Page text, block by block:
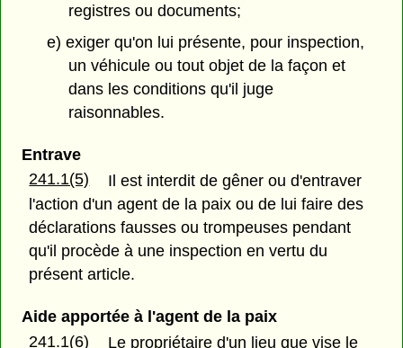
registres ou documents;
e) exiger qu'on lui présente, pour inspection,
un véhicule ou tout objet de la façon et
dans les conditions qu'il juge
raisonnables.
Entrave
241.1(5)
Il est interdit de gêner ou d'entraver
l'action d'un agent de la paix ou de lui faire des
déclarations fausses ou trompeuses pendant
qu'il procède à une inspection en vertu du
présent article.
Aide apportée à l'agent de la paix
241.1(6)
Le propriétaire d'un lieu que vise le